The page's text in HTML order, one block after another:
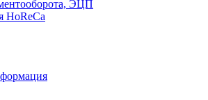
ЭЦП
HoReCa